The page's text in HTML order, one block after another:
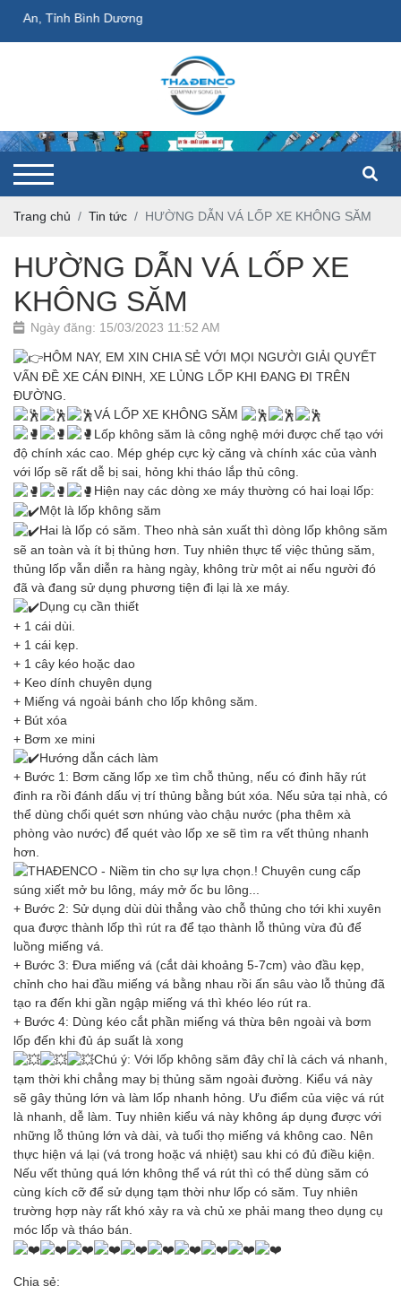
An, Tỉnh Bình Dương
Trang chủ Tin tức HƯỜNG DẪN VÁ LỐP XE KHÔNG SĂM
HƯỜNG DẪN VÁ LỐP XE
KHÔNG SĂM
Ngày đăng: 15/03/2023 11:52 AM
HÔM NAY, EM XIN CHIA SẺ VỚI MỌI NGƯỜI GIẢI QUYẾT
VẤN ĐỀ XE CÁN ĐINH, XE LỦNG LỐP KHI ĐANG ĐI TRÊN
ĐƯỜNG.
VÁ LỐP XE KHÔNG SĂM
Lốp không săm là công nghệ mới được chế tạo với
độ chính xác cao. Mép ghép cực kỳ căng và chính xác của vành
với lốp sẽ rất dễ bị sai, hỏng khi tháo lắp thủ công.
Hiện nay các dòng xe máy thường có hai loại lốp:
Một là lốp không săm
Hai là lốp có săm. Theo nhà sản xuất thì dòng lốp không săm
sẽ an toàn và ít bị thủng hơn. Tuy nhiên thực tế việc thủng săm,
thủng lốp vẫn diễn ra hàng ngày, không trừ một ai nếu người đó
đã và đang sử dụng phương tiện đi lại là xe máy.
Dụng cụ cần thiết
+ 1 cái dùi.
+ 1 cái kẹp.
+ 1 cây kéo hoặc dao
+ Keo dính chuyên dụng
+ Miếng vá ngoài bánh cho lốp không săm.
+ Bút xóa
+ Bơm xe mini
Hướng dẫn cách làm
+ Bước 1: Bơm căng lốp xe tìm chỗ thủng, nếu có đinh hãy rút
đinh ra rồi đánh dấu vị trí thủng bằng bút xóa. Nếu sửa tại nhà, có
thể dùng chổi quét sơn nhúng vào chậu nước (pha thêm xà
phòng vào nước) để quét vào lốp xe sẽ tìm ra vết thủng nhanh
hơn.
+ Bước 2: Sử dụng dùi dùi thẳng vào chỗ thủng cho tới khi xuyên
qua được thành lốp thì rút ra để tạo thành lỗ thủng vừa đủ để
luồng miếng vá.
+ Bước 3: Đưa miếng vá (cắt dài khoảng 5-7cm) vào đầu kẹp,
chỉnh cho hai đầu miếng vá bằng nhau rồi ấn sâu vào lỗ thủng đã
tạo ra đến khi gần ngập miếng vá thì khéo léo rút ra.
+ Bước 4: Dùng kéo cắt phần miếng vá thừa bên ngoài và bơm
lốp đến khi đủ áp suất là xong
Chú ý: Với lốp không săm đây chỉ là cách vá nhanh,
tạm thời khi chẳng may bị thủng săm ngoài đường. Kiểu vá này
sẽ gây thủng lớn và làm lốp nhanh hỏng. Ưu điểm của việc vá rút
là nhanh, dễ làm. Tuy nhiên kiểu vá này không áp dụng được với
những lỗ thủng lớn và dài, và tuổi thọ miếng vá không cao. Nên
thực hiện vá lại (vá trong hoặc vá nhiệt) sau khi có đủ điều kiện.
Nếu vết thủng quá lớn không thể vá rút thì có thể dùng săm có
cùng kích cỡ để sử dụng tạm thời như lốp có săm. Tuy nhiên
trường hợp này rất khó xảy ra và chủ xe phải mang theo dụng cụ
móc lốp và tháo bán.
Chia sẻ: